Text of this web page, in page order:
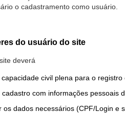
o cadastramento como usuário.
do usuário do site
deverá
capacidade civil plena para o
cadastro com informações pessoais
os dados necessários (CPF/Login e